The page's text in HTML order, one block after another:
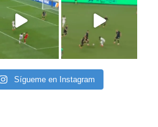
Sígueme en Instagram